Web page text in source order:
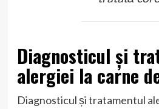
Diagnosticul și
alergiei la carne
Diagnosticul și tratamentul